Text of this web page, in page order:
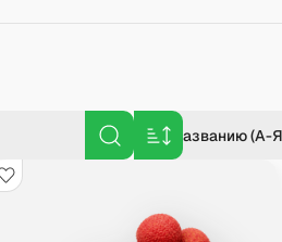
По названию (А-